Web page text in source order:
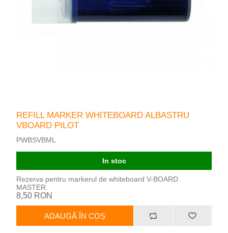
REFILL MARKER WHITEBOARD ALBASTRU
VBOARD PILOT
PWBSVBML
In stoc
Rezerva pentru markerul de whiteboard V-BOARD
MASTER.
8,50 RON
ADAUGĂ ÎN COȘ